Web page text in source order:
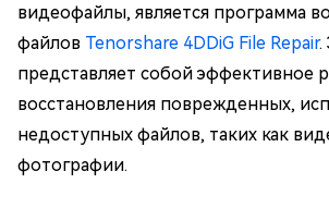
видеофайлы, является программа
файлов Tenorshare 4DDiG File Repair.
представляет собой эффективное
восстановления поврежденных,
недоступных файлов, таких как
фотографии.